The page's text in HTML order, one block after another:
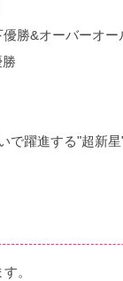
優勝&オーバーオー
で躍進する"超新
。